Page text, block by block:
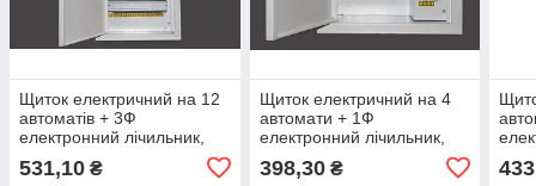
Щиток електричний на 12
автоматів + 3Ф
електронний лічильник,
Nova
531,10 ₴
Щиток електричний на 4
автомати + 1Ф
електронний лічильник,
Nova
398,30₴